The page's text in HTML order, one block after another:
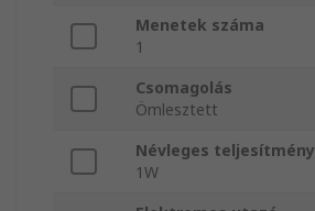
Menetek száma
1
Csomagolás
Ömlesztett
Névleges teljesítmény
1W